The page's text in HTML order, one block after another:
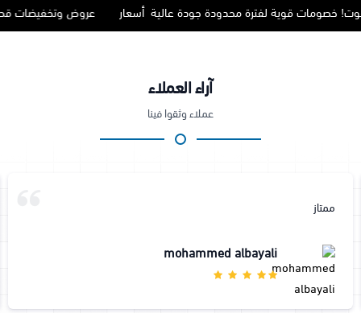
قوية لفترة محدودة جودة عالية ️ أسعار عروض وتخفيضات قطع
آراء العملاء
عملاء وثقوا فينا
ممتاز
mohammed albayali